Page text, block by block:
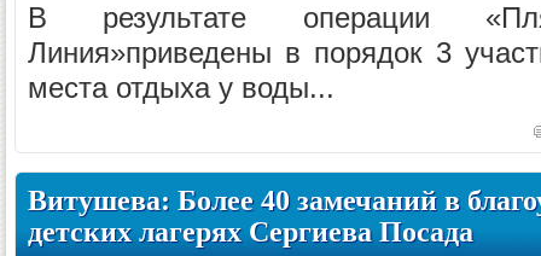
В результате операции
Линия»приведены в порядок 3
места отдыха у воды...
Витушева: Более 40 замечаний в
детских лагерях Сергиева Посада